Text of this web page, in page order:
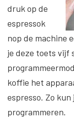
druk op de
espressok
nop de machine
je deze toets vijf
koffie het
espresso. Zo
programmeren.